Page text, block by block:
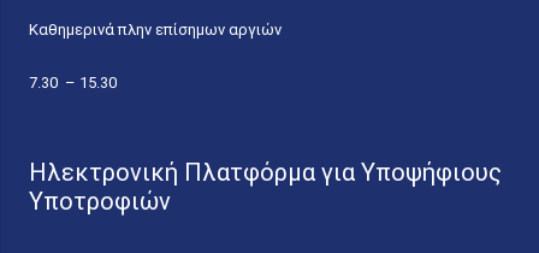
Καθημερινά πλην επίσημων αργιών
7.30 – 15.30
Ηλεκτρονική Πλατφόρμα για Υποψήφιους
Υποτροφιών